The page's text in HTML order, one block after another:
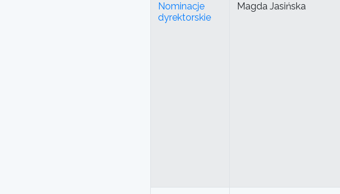
Nominacje
dyrektorskie
Magda Jasińska